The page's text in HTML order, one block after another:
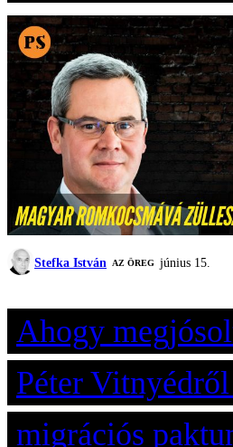
Stefka István AZ ÖREG június 15.
Ahogy
Péter
migrációs